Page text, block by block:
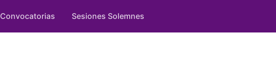
Convocatorias Sesiones Solemnes